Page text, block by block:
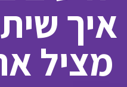
איך
מציל